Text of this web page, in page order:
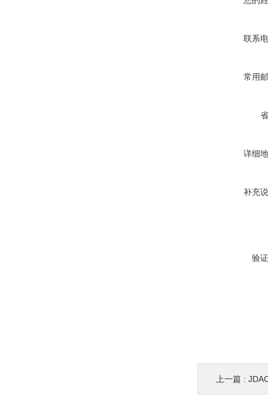
联系
常用
详细
补充
验
上一篇 :